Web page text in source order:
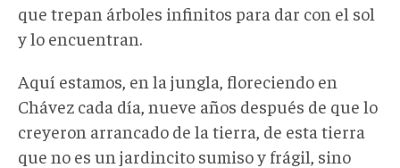
que trepan árboles infinitos para dar con el sol
y lo encuentran.
Aquí estamos, en la jungla, floreciendo en
Chávez cada día, nueve años después de que lo
creyeron arrancado de la tierra, de esta tierra
que no es un jardincito sumiso y frágil, sino